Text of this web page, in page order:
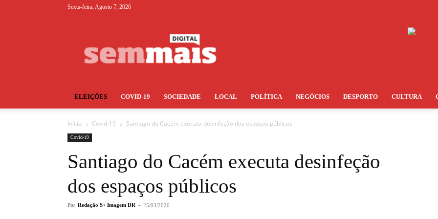
Sexta-feira, Agosto 7, 2026
ELEIÇÕES COVID-19 SOCIEDADE LOCAL POLÍTICA NEGÓCIOS DESPORTO CULTURA
Início Covid-19 Santiago do Cacém executa desinfeção dos espaços públicos
Covid-19
Santiago do Cacém executa desinfeção
dos espaços públicos
Por Redação S+ Imagem DR - 25/03/2020